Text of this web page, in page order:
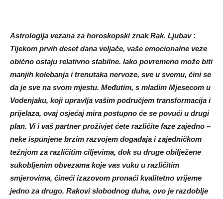
Astrologija vezana za horoskopski znak Rak. Ljubav :
Tijekom prvih deset dana veljače, vaše emocionalne veze
obično ostaju relativno stabilne. Iako povremeno može biti
manjih kolebanja i trenutaka nervoze, sve u svemu, čini se
da je sve na svom mjestu. Međutim, s mladim Mjesecom u
Vodenjaku, koji upravlja vašim područjem transformacija i
prijelaza, ovaj osjećaj mira postupno će se povući u drugi
plan. Vi i vaš partner proživjet ćete različite faze zajedno –
neke ispunjene brzim razvojem događaja i zajedničkom
težnjom za različitim ciljevima, dok su druge obilježene
sukobljenim obvezama koje vas vuku u različitim
smjerovima, čineći izazovom pronaći kvalitetno vrijeme
jedno za drugo. Rakovi slobodnog duha, ovo je razdoblje